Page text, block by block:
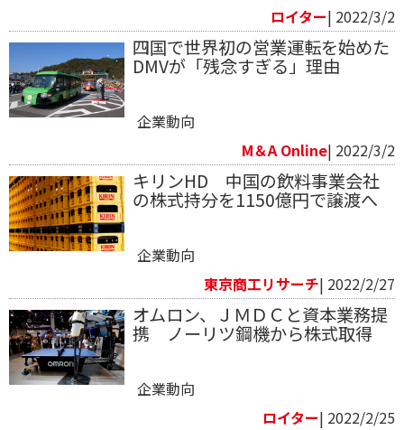
ロイター| 2022/3/2
四国で世界初の営業運転を始めた
DMVが「残念すぎる」理由
企業動向
M＆A Online| 2022/3/2
キリンHD 中国の飲料事業会社
の株式持分を1150億円で譲渡へ
企業動向
東京商工リサーチ| 2022/2/27
オムロン、ＪＭＤＣと資本業務提
携 ノーリツ鋼機から株式取得
企業動向
ロイター| 2022/2/25